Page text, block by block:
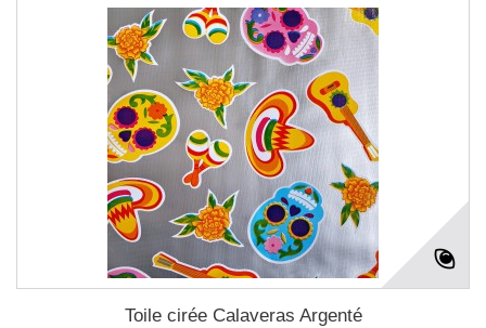
Toile cirée Calaveras Argenté